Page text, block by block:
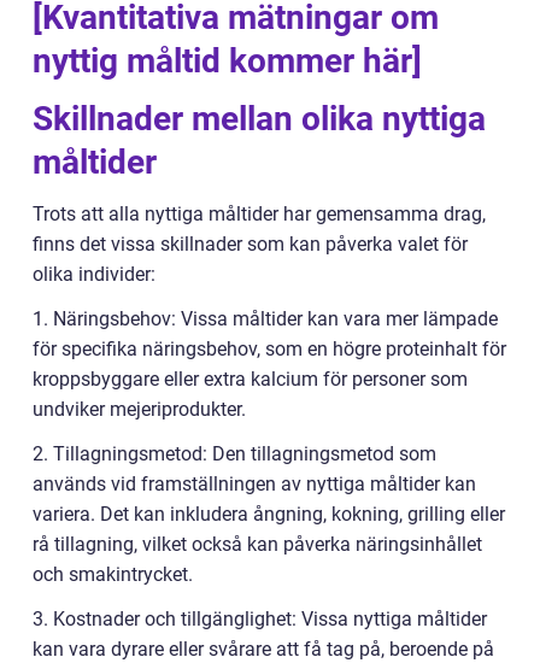
[Kvantitativa mätningar om
nyttig måltid kommer här]
Skillnader mellan olika nyttiga
måltider
Trots att alla nyttiga måltider har gemensamma drag,
finns det vissa skillnader som kan påverka valet för
olika individer:
1. Näringsbehov: Vissa måltider kan vara mer lämpade
för specifika näringsbehov, som en högre proteinhalt för
kroppsbyggare eller extra kalcium för personer som
undviker mejeriprodukter.
2. Tillagningsmetod: Den tillagningsmetod som
används vid framställningen av nyttiga måltider kan
variera. Det kan inkludera ångning, kokning, grilling eller
rå tillagning, vilket också kan påverka näringsinhållet
och smakintrycket.
3. Kostnader och tillgänglighet: Vissa nyttiga måltider
kan vara dyrare eller svårare att få tag på, beroende på